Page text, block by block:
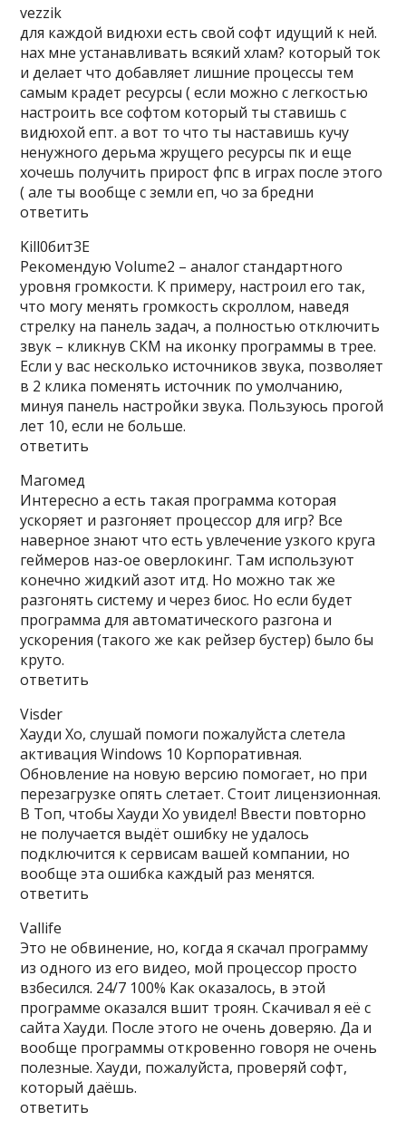
vezzik
для каждой видюхи есть свой софт идущий к ней.
нах мне устанавливать всякий хлам? который ток
и делает что добавляет лишние процессы тем
самым крадет ресурсы ( если можно с легкостью
настроить все софтом который ты ставишь с
видюхой епт. а вот то что ты наставишь кучу
ненужного дерьма жрущего ресурсы пк и еще
хочешь получить прирост фпс в играх после этого
( але ты вообще с земли еп, чо за бредни
ответить
Kill0бит3E
Рекомендую Volume2 – аналог стандартного
уровня громкости. К примеру, настроил его так,
что могу менять громкость скроллом, наведя
стрелку на панель задач, а полностью отключить
звук – кликнув СКМ на иконку программы в трее.
Если у вас несколько источников звука, позволяет
в 2 клика поменять источник по умолчанию,
минуя панель настройки звука. Пользуюсь прогой
лет 10, если не больше.
ответить
Магомед
Интересно а есть такая программа которая
ускоряет и разгоняет процессор для игр? Все
наверное знают что есть увлечение узкого круга
геймеров наз-ое оверлокинг. Там используют
конечно жидкий азот итд. Но можно так же
разгонять систему и через биос. Но если будет
программа для автоматического разгона и
ускорения (такого же как рейзер бустер) было бы
круто.
ответить
Visder
Хауди Хо, слушай помоги пожалуйста слетела
активация Windows 10 Корпоративная.
Обновление на новую версию помогает, но при
перезагрузке опять слетает. Стоит лицензионная.
В Топ, чтобы Хауди Хо увидел! Ввести повторно
не получается выдёт ошибку не удалось
подключится к сервисам вашей компании, но
вообще эта ошибка каждый раз менятся.
ответить
Vallife
Это не обвинение, но, когда я скачал программу
из одного из его видео, мой процессор просто
взбесился. 24/7 100% Как оказалось, в этой
программе оказался вшит троян. Скачивал я её с
сайта Хауди. После этого не очень доверяю. Да и
вообще программы откровенно говоря не очень
полезные. Хауди, пожалуйста, проверяй софт,
который даёшь.
ответить